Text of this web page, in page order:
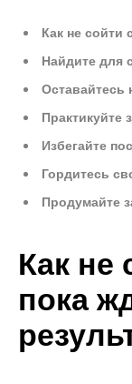
Как не сойти
Найдите для
Оставайтесь
Практикуйте
Избегайте
Гордитесь
Продумайте
Как не
пока